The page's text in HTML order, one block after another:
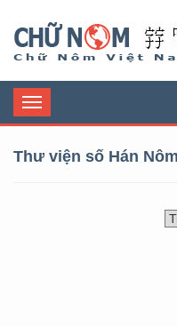
Toggle
navigation
Thư viện số Hán Nôm